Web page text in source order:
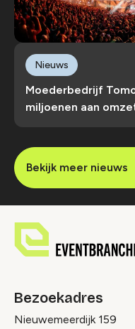
Moederbedrijf
miljoenen aan
Nieuws
Bekijk meer nieuws
Bezoekadres
Nieuwemeerdijk 159